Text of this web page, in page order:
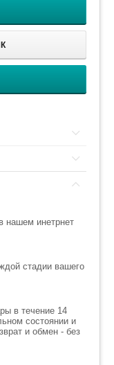
нашем инетрнет
стадии вашего
в течение 14
состоянии и
и обмен - без